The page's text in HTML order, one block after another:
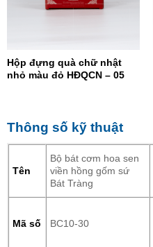
Hộp đựng quà chữ nhật
nhỏ màu đỏ HĐQCN – 05
Thông số kỹ thuật
Tên
Bộ bát cơm hoa sen
viền hồng gốm sứ
Bát Tràng
Mã số BC10-30